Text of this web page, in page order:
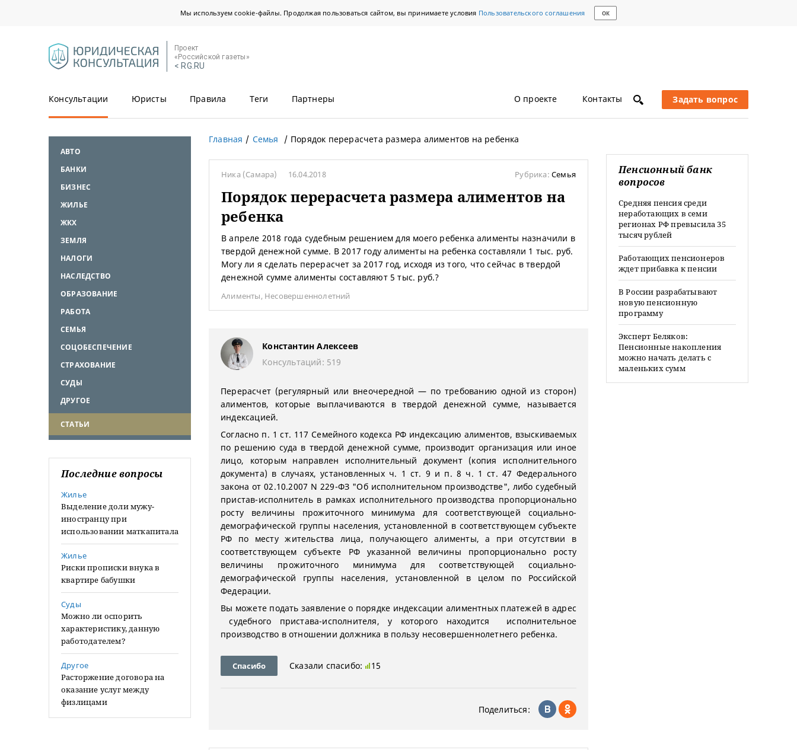
Мы используем cookie-файлы. Продолжая пользоваться сайтом, вы принимаете условия Пользовательского соглашения ОК
Проект
«Российской газеты»
< RG.RU
Консультации Юристы Правила Теги Партнеры О проекте Контакты Задать вопрос
АВТО
БАНКИ
БИЗНЕС
ЖИЛЬЕ
ЖКХ
ЗЕМЛЯ
НАЛОГИ
НАСЛЕДСТВО
ОБРАЗОВАНИЕ
РАБОТА
СЕМЬЯ
СОЦОБЕСПЕЧЕНИЕ
СТРАХОВАНИЕ
СУДЫ
ДРУГОЕ
СТАТЬИ
Последние вопросы
Жилье
Выделение доли мужу-
иностранцу при
использовании маткапитала
Жилье
Риски прописки внука в
квартире бабушки
Суды
Можно ли оспорить
характеристику, данную
работодателем?
Другое
Расторжение договора на
оказание услуг между
физлицами
Главная Семья Порядок перерасчета размера алиментов на ребенка
Ника(Самара) 16.04.2018 Рубрика: Семья
Порядок перерасчета размера алиментов на
ребенка
В апреле 2018 года судебным решением для моего ребенка алименты назначили в
твердой денежной сумме. В 2017 году алименты на ребенка составляли 1 тыс. руб.
Могу ли я сделать перерасчет за 2017 год, исходя из того, что сейчас в твердой
денежной сумме алименты составляют 5 тыс. руб.?
Алименты, Несовершеннолетний
Константин Алексеев
Консультаций: 519
Перерасчет (регулярный или внеочередной — по требованию одной из сторон)
алиментов, которые выплачиваются в твердой денежной сумме, называется
индексацией.
Согласно п. 1 ст. 117 Семейного кодекса РФ индексацию алиментов, взыскиваемых
по решению суда в твердой денежной сумме, производит организация или иное
лицо, которым направлен исполнительный документ (копия исполнительного
документа) в случаях, установленных ч. 1 ст. 9 и п. 8 ч. 1 ст. 47 Федерального
закона от 02.10.2007 N 229-ФЗ "Об исполнительном производстве", либо судебный
пристав-исполнитель в рамках исполнительного производства пропорционально
росту величины прожиточного минимума для соответствующей социально-
демографической группы населения, установленной в соответствующем субъекте
РФ по месту жительства лица, получающего алименты, а при отсутствии в
соответствующем субъекте РФ указанной величины пропорционально росту
величины прожиточного минимума для соответствующей социально-
демографической группы населения, установленной в целом по Российской
Федерации.
Вы можете подать заявление о порядке индексации алиментных платежей в адрес
судебного пристава-исполнителя, у которого находится исполнительное
производство в отношении должника в пользу несовершеннолетнего ребенка.
Спасибо Сказали спасибо: 15
Поделиться:
Пенсионный банк
вопросов
Средняя пенсия среди
неработающих в семи
регионах РФ превысила 35
тысяч рублей
Работающих пенсионеров
ждет прибавка к пенсии
В России разрабатывают
новую пенсионную
программу
Эксперт Беляков:
Пенсионные накопления
можно начать делать с
маленьких сумм